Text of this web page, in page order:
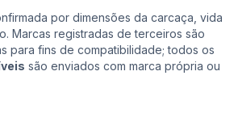
por dimensões da carcaça, vida
Marcas registradas de terceiros são
para fins de compatibilidade; todos os
são enviados com marca própria ou